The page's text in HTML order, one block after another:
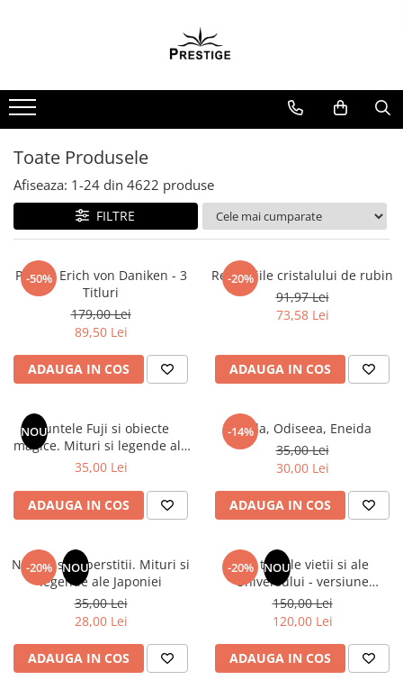
Noutati
Promotii
Spiritualitate - Ezoterism
AngelConnection
Arte Divinatorii
Chiromantie
Dezvoltare Spirituala
KidConnection
Minte Corp
New Illuminati Files
Numerologie
Paranormal
Parapsihologie
Ramtha
Audiobook
ReConnect
Religie
Crestinism
ScienceConnection
SelfConnect
Toate Produsele
Afiseaza: 1-24 din 4622 produse
FILTRE
-50%
Pachet Erich von Daniken - 3
Titluri
179,00 Lei
89,50 Lei
ADAUGA IN COS
-20%
Revelatiile cristalului de rubin
91,97 Lei
73,58 Lei
ADAUGA IN COS
NOUMuntele Fuji si obiecte
magice. Mituri si legende ale
Japoniei
35,00 Lei
ADAUGA IN COS
-14%
Iliada, Odiseea, Eneida
35,00 Lei
30,00 Lei
ADAUGA IN COS
-20% NOU
Natura si superstitii. Mituri si
legende ale Japoniei
35,00 Lei
28,00 Lei
ADAUGA IN COS
-20% NOU
Din tainele vietii si ale
Universului - versiune
originala din 1939. Volumele I-
III. Cutie de colectie -Scarlat
Demetrescu
150,00 Lei
120,00 Lei
ADAUGA IN COS